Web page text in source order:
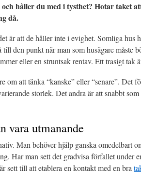
håller du med i tysthet? Hotar taket
då.
är att de håller inte i evighet. Somliga hus
den punkt när man som husägare måste
eller en struntsak rentav. Ett trasigt tak
om att tänka “kanske” eller “senare”. Det
storlek. Det andra är att snabbt
vara utmanande
Man behöver hjälp ganska omedelbart
Har man sett det gradvisa förfallet under
sett till att etablera en kontakt med en bra